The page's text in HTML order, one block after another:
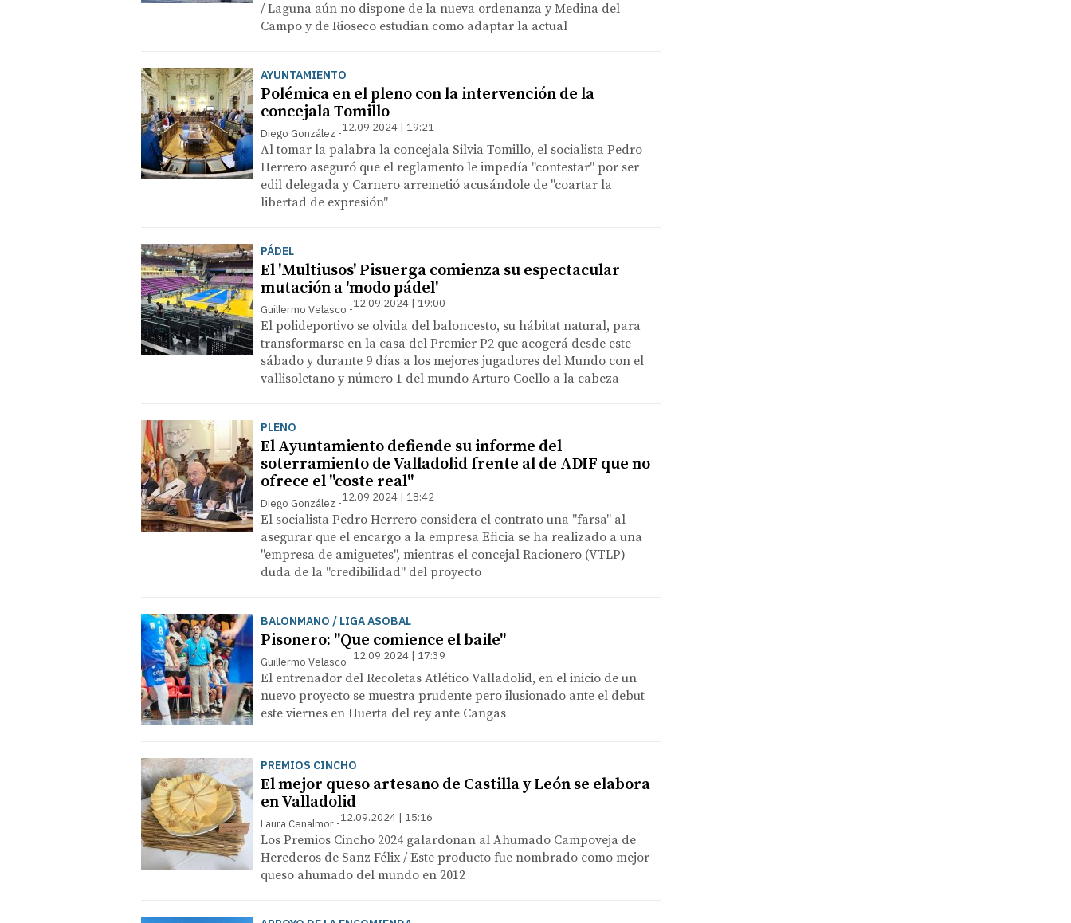
/ Laguna aún no dispone de la nueva ordenanza y Medina del
Campo y de Rioseco estudian como adaptar la actual
AYUNTAMIENTO
Polémica en el pleno con la intervención de la
concejala Tomillo
Diego González 12.09.2024 | 19:21
Al tomar la palabra la concejala Silvia Tomillo, el socialista Pedro
Herrero aseguró que el reglamento le impedía "contestar" por ser
edil delegada y Carnero arremetió acusándole de "coartar la
libertad de expresión"
PÁDEL
El 'Multiusos' Pisuerga comienza su espectacular
mutación a 'modo pádel'
Guillermo Velasco 12.09.2024 | 19:00
El polideportivo se olvida del baloncesto, su hábitat natural, para
transformarse en la casa del Premier P2 que acogerá desde este
sábado y durante 9 días a los mejores jugadores del Mundo con el
vallisoletano y número 1 del mundo Arturo Coello a la cabeza
PLENO
El Ayuntamiento defiende su informe del
soterramiento de Valladolid frente al de ADIF que no
ofrece el "coste real"
Diego González 12.09.2024 | 18:42
El socialista Pedro Herrero considera el contrato una "farsa" al
asegurar que el encargo a la empresa Eficia se ha realizado a una
"empresa de amiguetes", mientras el concejal Racionero (VTLP)
duda de la "credibilidad" del proyecto
BALONMANO / LIGA ASOBAL
Pisonero: "Que comience el baile"
Guillermo Velasco 12.09.2024 | 17:39
El entrenador del Recoletas Atlético Valladolid, en el inicio de un
nuevo proyecto se muestra prudente pero ilusionado ante el debut
este viernes en Huerta del rey ante Cangas
PREMIOS CINCHO
El mejor queso artesano de Castilla y León se elabora
en Valladolid
Laura Cenalmor 12.09.2024 | 15:16
Los Premios Cincho 2024 galardonan al Ahumado Campoveja de
Herederos de Sanz Félix / Este producto fue nombrado como mejor
queso ahumado del mundo en 2012